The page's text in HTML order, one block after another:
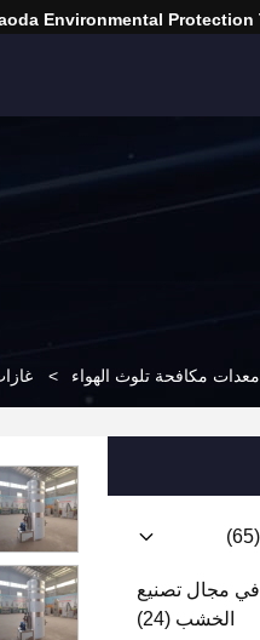
Environmental Protection
معدات مكافحة تلوث الهواء >
(65)
في مجال تصنيع
الخشب (24)